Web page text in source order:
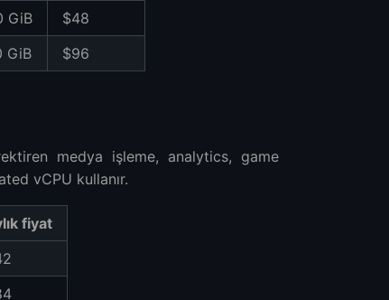
GiB
$48
GiB $96
medya işleme, analytics, game
vCPU kullanır.
fiyat